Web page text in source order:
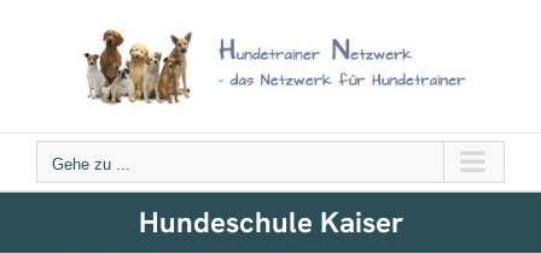
Gehe zu ...
Hundeschule Kaiser